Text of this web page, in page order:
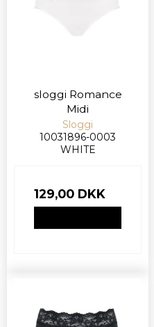
sloggi Romance
Midi
Sloggi
10031896-0003
WHITE
129,00 DKK